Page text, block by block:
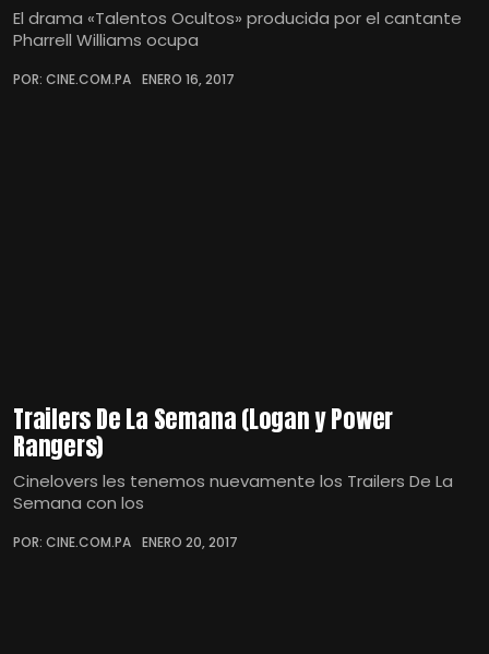
El drama «Talentos Ocultos» producida por el cantante
Pharrell Williams ocupa
POR: CINE.COM.PA ENERO 16, 2017
Trailers De La Semana (Logan y Power
Rangers)
Cinelovers les tenemos nuevamente los Trailers De La
Semana con los
POR: CINE.COM.PA ENERO 20, 2017